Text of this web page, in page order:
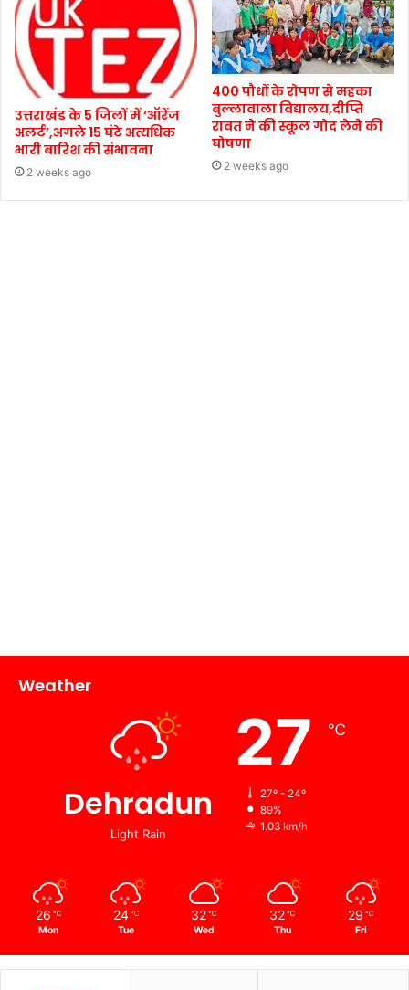
उत्तराखंड के 5 जिलों में ‘ऑरेंज
अलर्ट’,अगले 15 घंटे अत्यधिक
भारी बारिश की संभावना
2 weeks ago
400 पौधों के रोपण से महका
बुल्लावाला विद्यालय,दीप्ति
रावत ने की स्कूल गोद लेने की
घोषणा
2 weeks ago
Weather
Dehradun
Light Rain
27 ℃
27º - 24º
89%
1.03 km/h
26 ℃
Mon
24 ℃
Tue
32 ℃
Wed
32 ℃
Thu
29 ℃
Fri